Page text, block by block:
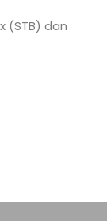
(STB) dan